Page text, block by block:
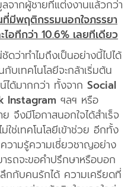
ลจากผู้ชายที่แต่งงานแล้วกว่า
ที่มีพฤติกรรมนอกใจภรรยา
ไอทีกว่า 10.6% เลยทีเดียว
ดว่าทำไมถึงเป็นอย่างนี้ไปได้
บเทคโนโลยีจะกล้าเริ่มต้น
ได้มากกว่า ทั้งจาก Social
Instagram ฯลฯ หรือ
จึงมีโอกาสนอกใจได้สำเร็จ
ช่เทคโนโลยีเข้าช่วย อีกทั้ง
วามรู้ความเชี่ยวชาญอย่าง
รถจะขอคำปรึกษาหรือบอก
กกับคนรักได้ ความเครียดที่